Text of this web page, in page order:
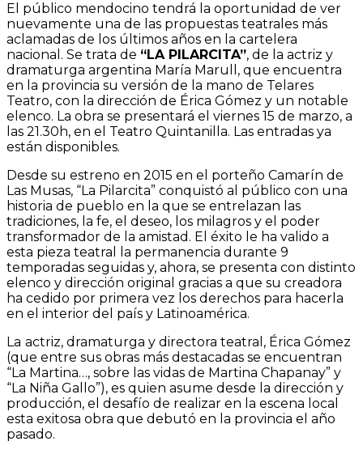
El público mendocino tendrá la oportunidad de ver
nuevamente una de las propuestas teatrales más
aclamadas de los últimos años en la cartelera
nacional. Se trata de “LA PILARCITA”, de la actriz y
dramaturga argentina María Marull, que encuentra
en la provincia su versión de la mano de Telares
Teatro, con la dirección de Érica Gómez y un notable
elenco. La obra se presentará el viernes 15 de marzo, a
las 21.30h, en el Teatro Quintanilla. Las entradas ya
están disponibles.
Desde su estreno en 2015 en el porteño Camarín de
Las Musas, “La Pilarcita” conquistó al público con una
historia de pueblo en la que se entrelazan las
tradiciones, la fe, el deseo, los milagros y el poder
transformador de la amistad. El éxito le ha valido a
esta pieza teatral la permanencia durante 9
temporadas seguidas y, ahora, se presenta con distinto
elenco y dirección original gracias a que su creadora
ha cedido por primera vez los derechos para hacerla
en el interior del país y Latinoamérica.
La actriz, dramaturga y directora teatral, Érica Gómez
(que entre sus obras más destacadas se encuentran
“La Martina…, sobre las vidas de Martina Chapanay” y
“La Niña Gallo”), es quien asume desde la dirección y
producción, el desafío de realizar en la escena local
esta exitosa obra que debutó en la provincia el año
pasado.